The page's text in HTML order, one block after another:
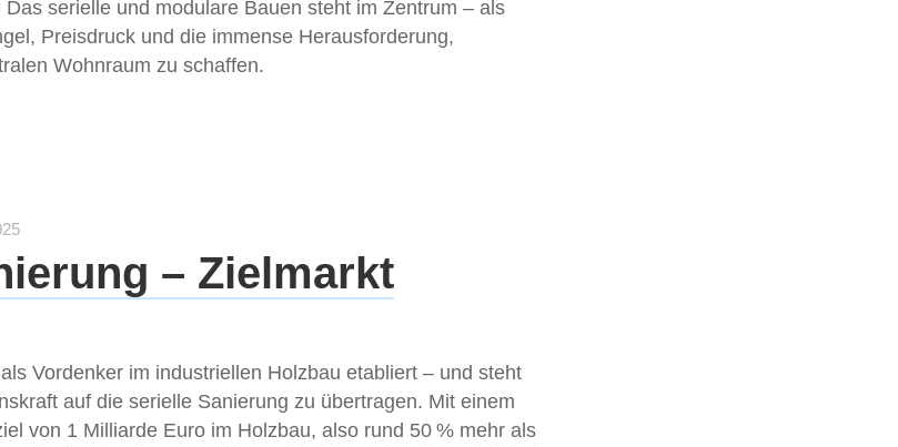
serielle und modulare Bauen steht im Zentrum – als
Preisdruck und die immense Herausforderung,
Wohnraum zu schaffen.
– Zielmarkt
Vordenker im industriellen Holzbau etabliert – und steht
auf die serielle Sanierung zu übertragen. Mit einem
von 1 Milliarde Euro im Holzbau, also rund 50 % mehr als